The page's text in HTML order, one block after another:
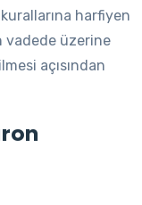
harfiyen
vadede üzerine
açısından